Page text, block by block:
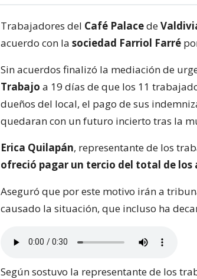
Trabajadores del Café Palacede
acuerdo con la sociedad Farriol Farré
Sin acuerdos finalizó la mediación de
Trabajo a 19 días de que los 11
dueños del local, el pago de sus
quedaran con un futuro incierto tras la
Erica Quilapán, representante de los
ofreció pagar un tercio del total de los
Aseguró que por este motivo irán a
causado la situación, que incluso ha
Según sostuvo la representante de los